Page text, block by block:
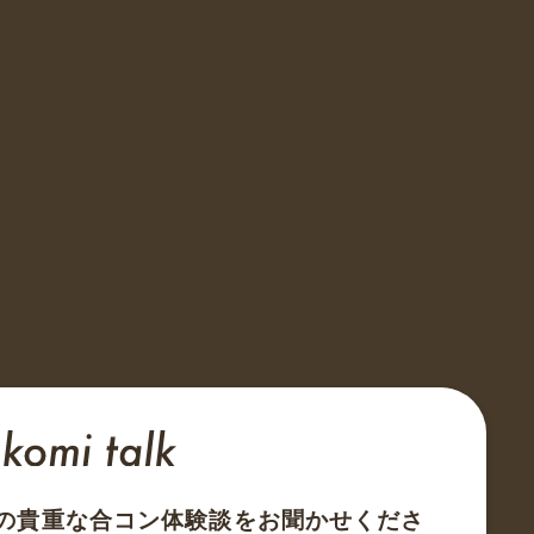
貴重な合コン体験談をお聞かせくださ